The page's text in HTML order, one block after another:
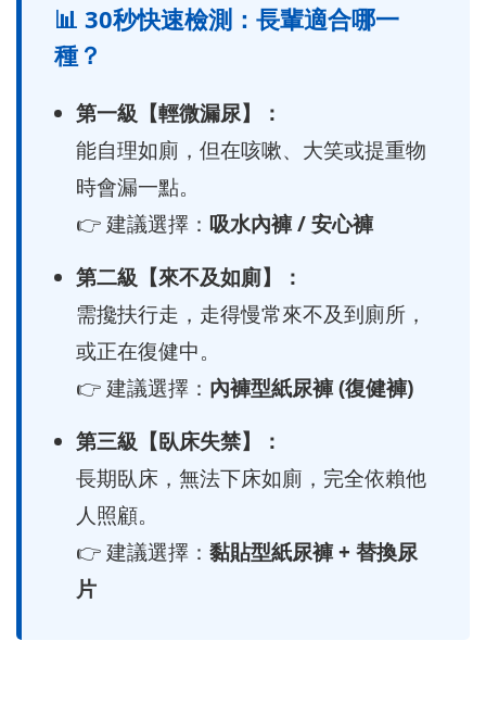
📊 30秒快速檢測：長輩適合哪一
種？
第一級【輕微漏尿】：
能自理如廁，但在咳嗽、大笑或提重物
時會漏一點。
👉 建議選擇： 吸水內褲 / 安心褲
第二級【來不及如廁】：
需攙扶行走，走得慢常來不及到廁所，
或正在復健中。
👉 建議選擇： 內褲型紙尿褲 (復健褲)
第三級【臥床失禁】：
長期臥床，無法下床如廁，完全依賴他
人照顧。
👉 建議選擇： 黏貼型紙尿褲 + 替換尿
片